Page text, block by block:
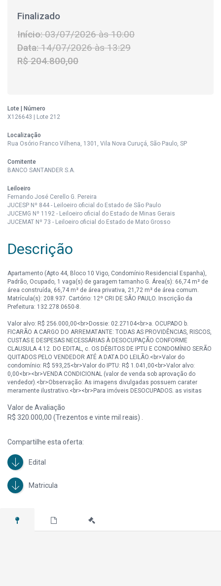
Finalizado
Início:03/07/2026 às 10:00
Data:14/07/2026 às 13:29
R$ 204.800,00
Lote | Número
X126643 | Lote 212
Localização
Rua Osório Franco Vilhena, 1301, Vila Nova Curuçá, São Paulo, SP
Comitente
BANCO SANTANDER S.A.
Leiloeiro
Fernando José Cerello G. Pereira
JUCESP Nº 844 - Leiloeiro oficial do Estado de São Paulo
JUCEMG Nº 1192 - Leiloeiro oficial do Estado de Minas Gerais
JUCEMAT Nº 73 - Leiloeiro oficial do Estado de Mato Grosso
Descrição
Apartamento (Apto 44, Bloco 10 Vigo, Condomínio Residencial Espanha),
Padrão, Ocupado, 1 vaga(s) de garagem tamanho G. Área(s): 66,74 m² de
área construída, 66,74 m² de área privativa, 21,72 m² de área comum.
Matrícula(s): 208.937. Cartório: 12º CRI DE SÃO PAULO. Inscrição da
Prefeitura: 132.278.0650-8.
Valor alvo: R$ 256.000,00<br>Dossie: 02.27104<br>a. OCUPADO b.
FICARÃO A CARGO DO ARREMATANTE: TODAS AS PROVIDÊNCIAS, RISCOS,
CUSTAS E DESPESAS NECESSÁRIAS À DESOCUPAÇÃO CONFORME
CLAUSULA 4.12. DO EDITAL, c. OS DÉBITOS DE IPTU E CONDOMÍNIO SERÃO
QUITADOS PELO VENDEDOR ATÉ A DATA DO LEILÃO.<br>Valor do
condomínio: R$ 593,25<br>Valor do IPTU: R$ 1.041,00<br>Valor alvo:
0,00<br><br>VENDA CONDICIONAL (valor de venda sob aprovação do
vendedor).<br>Observação: As imagens divulgadas possuem carater
meramente ilustrativo.<br><br>Para imóveis DESOCUPADOS, as visitas
4600.
Valor de Avaliação
R$ 320.000,00 (Trezentos e vinte mil reais) .
Compartilhe esta oferta:
Edital
Matricula